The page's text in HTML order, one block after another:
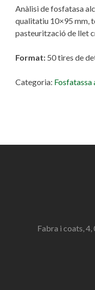
Anàlisi de fosfatasa
qualitatiu 10×95 mm,
pasteurització de llet
Format: 50 tires de
Categoria: Fosfatassa
Fabra i coats,